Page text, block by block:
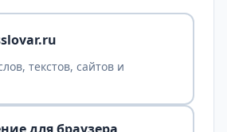
текстов, сайтов и